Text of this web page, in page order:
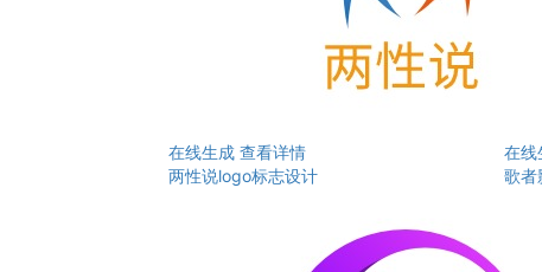
在线生成 查看详情
两性说logo标志设计
在线
歌者